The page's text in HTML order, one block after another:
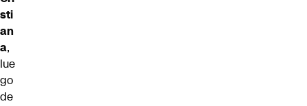
sti
an
a,
lue
go
de